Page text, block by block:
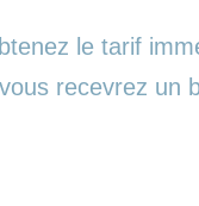
le tarif
recevrez un